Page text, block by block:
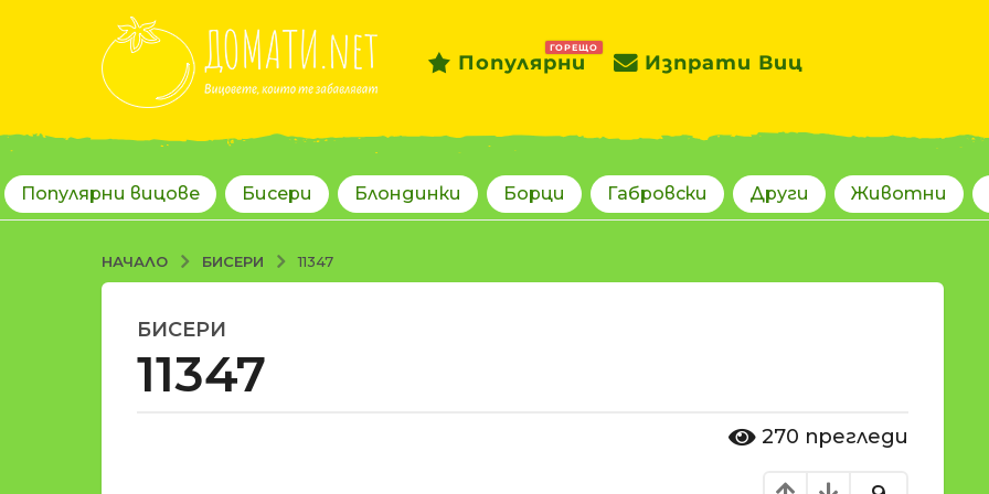
Популярни
ГОРЕЩО
Изпрати Виц
Популярни вицове Бисери Блондинки Борци Габровски Други Животни
НАЧАЛО БИСЕРИ 11347
1
8
БИСЕРИ
11347
270 прегледи